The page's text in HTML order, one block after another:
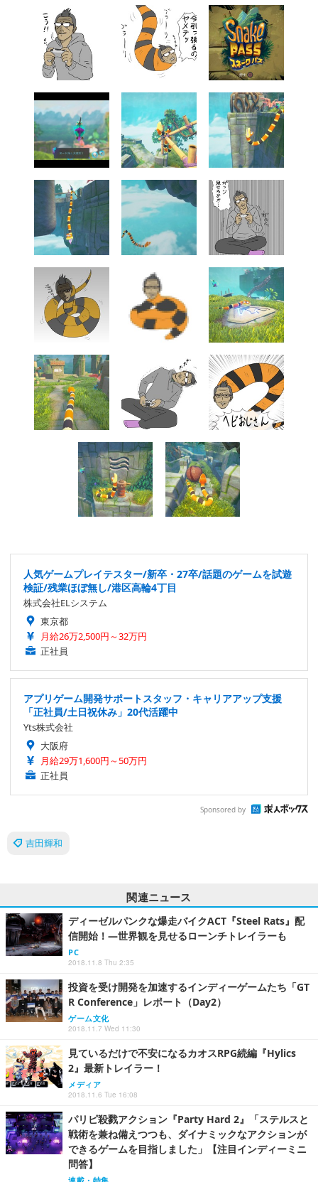
人気ゲームプレイテスター/新卒・27卒/話題のゲームを試遊
検証/残業ほぼ無し/港区高輪4丁目
株式会社ELシステム
東京都
月給26万2,500円～32万円
正社員
アプリゲーム開発サポートスタッフ・キャリアアップ支援
「正社員/土日祝休み」20代活躍中
Yts株式会社
大阪府
月給29万1,600円～50万円
正社員
Sponsored by
吉田輝和
関連ニュース
ディーゼルパンクな爆走バイクACT『Steel Rats』配
信開始！―世界観を見せるローンチトレイラーも
PC
2018.11.8 Thu 2:35
投資を受け開発を加速するインディーゲームたち「GT
R Conference」レポート（Day2）
ゲーム文化
2018.11.7 Wed 11:30
見ているだけで不安になるカオスRPG続編『Hylics
2』最新トレイラー！
メディア
2018.11.6 Tue 16:08
パリピ殺戮アクション『Party Hard 2』「ステルスと
戦術を兼ね備えつつも、ダイナミックなアクションが
できるゲームを目指しました」【注目インディーミニ
問答】